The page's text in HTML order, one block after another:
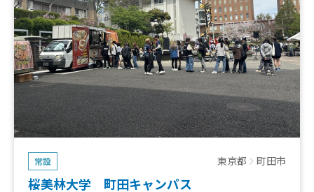
常設 東京都 町田市
桜美林大学 町田キャンパス